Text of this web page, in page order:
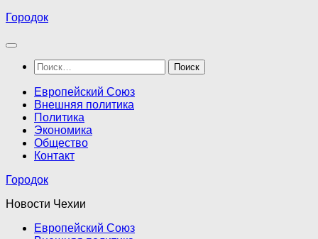
Перейти
содержимому
Городок
Найти:
Европейский Союз
Внешняя политика
Политика
Экономика
Общество
Контакт
Городок
Новости Чехии
Европейский Союз